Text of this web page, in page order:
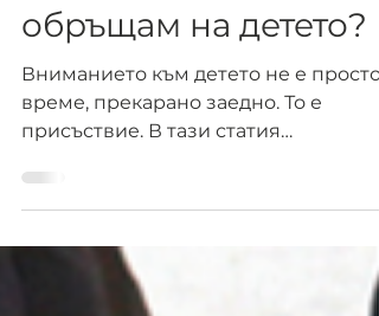
модел на поведение
Какво внимание
обръщам на детето?
Вниманието към детето не е просто
време, прекарано заедно. То е
присъствие. В тази статия
разглеждам трите нива на внимание
към детето – ниско, здравословно и